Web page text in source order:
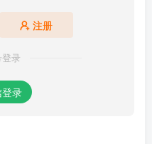
注册
录
录